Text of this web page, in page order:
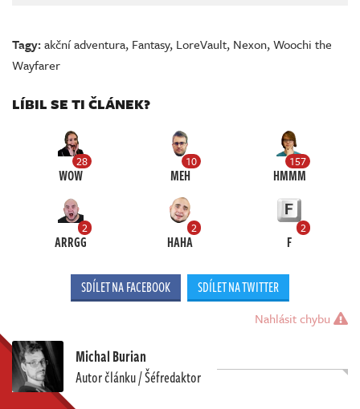
Tagy:akční adventura, Fantasy, LoreVault, Nexon,Woochi the
Wayfarer
LÍBIL SE TI ČLÁNEK?
28
WOW
10
MEH
157
HMMM
2
ARRGG
2
HAHA
2
F
SDÍLET NA FACEBOOK SDÍLET NA TWITTER
Nahlásit chybu
Michal Burian
Autor článku / Šéfredaktor